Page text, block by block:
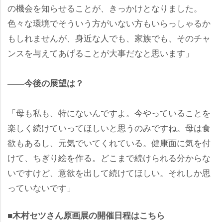
の機会を知らせることが、きっかけとなりました。
色々な環境でそういう方がいない方もいらっしゃるか
もしれませんが、身近な人でも、家族でも、そのチャ
ンスを与えてあげることが大事だなと思います」
――今後の展望は？
「母も私も、特にないんですよ。今やっていることを
楽しく続けていってほしいと思うのみですね。母は食
欲もあるし、元気でいてくれている。健康面に気を付
けて、ちぎり絵を作る。どこまで続けられる分からな
いですけど、意欲を出して続けてほしい。それしか思
っていないです」
■木村セツさん原画展の開催日程はこちら